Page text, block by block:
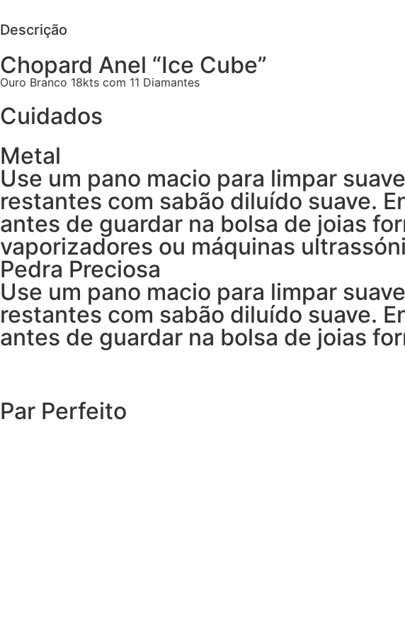
Descrição
Chopard Anel “Ice Cube”
Ouro Branco 18kts com 11 Diamantes
Cuidados
Metal
Use um pano macio para limpar
restantes com sabão diluído suave.
antes de guardar na bolsa de joias
vaporizadores ou máquinas
Pedra Preciosa
Use um pano macio para limpar
restantes com sabão diluído suave.
antes de guardar na bolsa de joias
Par Perfeito